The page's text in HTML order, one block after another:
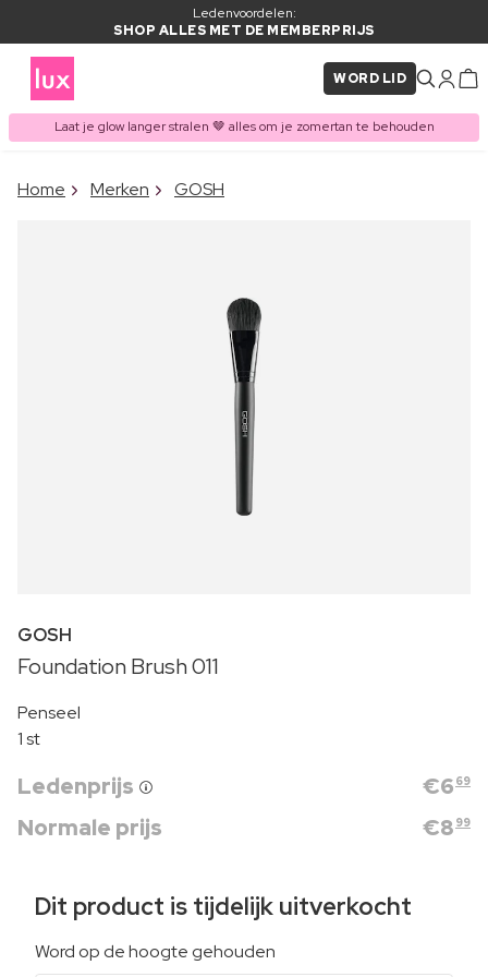
Ledenvoordelen:
SHOP ALLES MET DE MEMBERPRIJS
WORD LID
Laat je glow langer stralen 🤎 alles om je zomertan te behouden
ITEM TOEGEVOEGD AAN
Home Merken GOSH
GOSH
Foundation Brush 011
Penseel
1 st
Ledenprijs €6 69
Normale prijs €8 99
Dit product is tijdelijk uitverkocht
Word op de hoogte gehouden